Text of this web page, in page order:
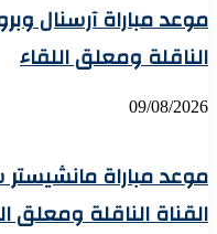
موعد مباراة آرسنال
الناقلة ومعلق اللقاء
09/08/2026
موعد مباراة مانشيستر
القناة الناقلة ومعلق